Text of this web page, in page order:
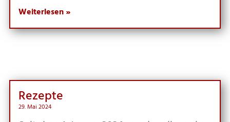
Weiterlesen »
Rezep­te
29. Mai 2024